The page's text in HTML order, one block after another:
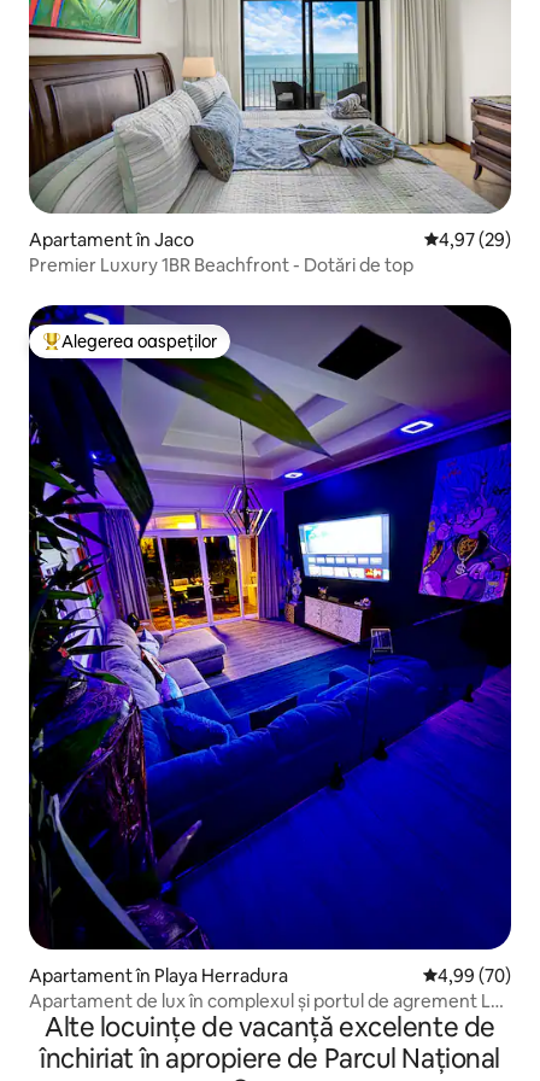
Apartament în Jaco Scor mediu
4,97 (29)
Premier Luxury 1BR Beachfront - Dotări de top
Locuință din topul categoriei Alegerea oaspeților
Alegerea oaspeților
Apartament în Playa Herradura Scor mediu
4,99 (70)
Apartament de lux în complexul și portul de agrement Los
Sueños
Alte locuințe de vacanță excelente de
închiriat în apropiere de Parcul Național